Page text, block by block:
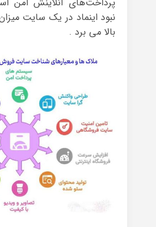
نبود اینماد در یک سایت
بالا می برد .